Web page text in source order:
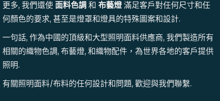
更多, 我們還使 面料色調 和 布藝燈滿足客戶對任何尺寸和任
何顏色的要求, 甚至是燈罩和燈具的特殊圖案和設計.
一句話, 作為中國的頂級和大型照明面料供應商, 我們製造所有
相關的織物色調, 布藝燈, 和織物配件，為世界各地的客戶提供
照明.
有關照明面料/布料的任何設計和問題, 歡迎與我們聯繫.